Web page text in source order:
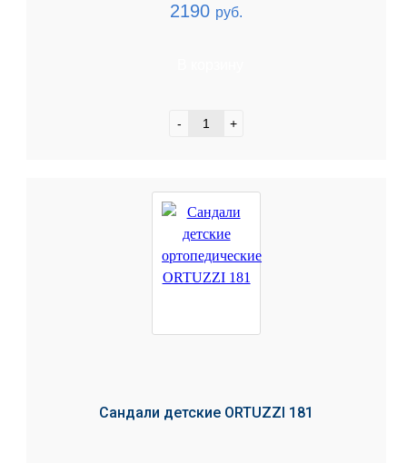
2190 руб.
- +
Сандали детские ORTUZZI 181